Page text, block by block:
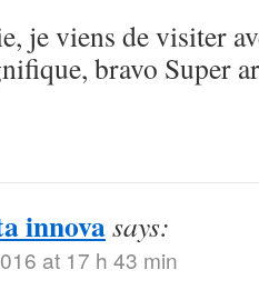
je viens de visiter
bravo Super
innovasays:
at 17 h 43 min